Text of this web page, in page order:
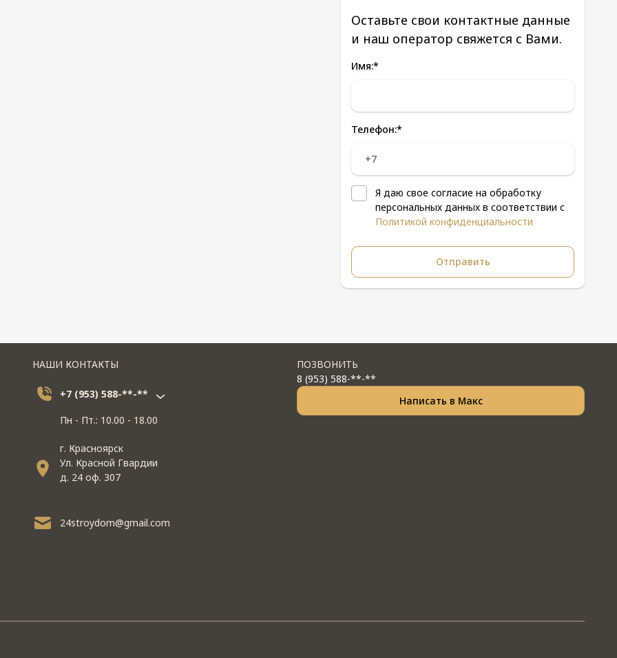
Оставьте свои контактные данные
и наш оператор свяжется с Вами.
Имя:*
Телефон:*
Я даю свое согласие на обработку
персональных данных в соответствии с
Политикой конфиденциальности
НАШИ КОНТАКТЫ
+7 (953) 588-**-**
Пн - Пт.: 10.00 - 18.00
г. Красноярск
Ул. Красной Гвардии
д. 24 оф. 307
24stroydom@gmail.com
ПОЗВОНИТЬ
8 (953) 588-**-**
Написать в Макс